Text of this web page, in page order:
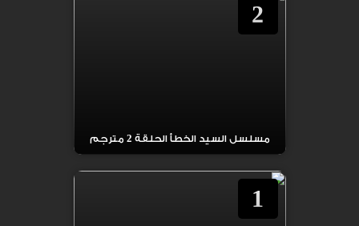
2
مسلسل السيد الخطأ الحلقة 2 مترجم
1